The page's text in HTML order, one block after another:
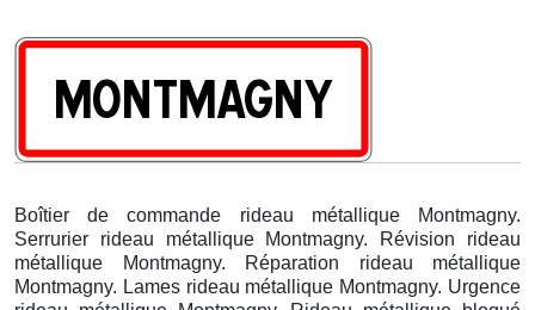
Boîtier de commande rideau métallique Montmagny.
Serrurier rideau métallique Montmagny. Révision rideau
métallique Montmagny. Réparation rideau métallique
Montmagny. Lames rideau métallique Montmagny. Urgence